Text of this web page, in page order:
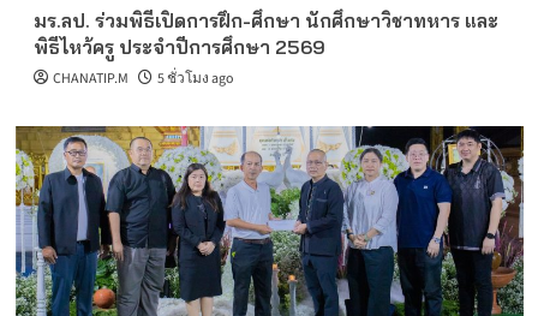
มร.ลป. ร่วมพิธีเปิดการฝึก-ศึกษา นักศึกษาวิชาทหาร และ
พิธีไหว้ครู ประจำปีการศึกษา 2569
CHANATIP.M 5 ชั่วโมง ago